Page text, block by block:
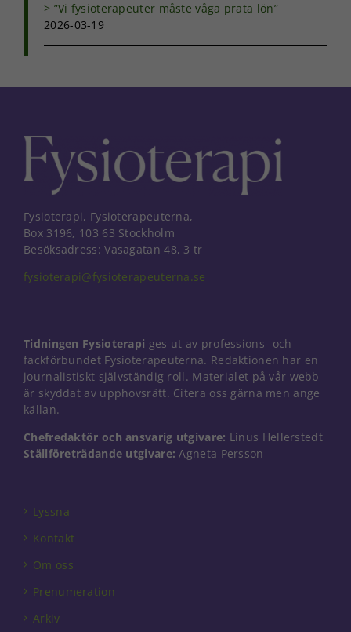
”Vi fysioterapeuter måste våga prata lön”
2026-03-19
Fysioterapi, Fysioterapeuterna,
Box 3196, 103 63 Stockholm
Besöksadress: Vasagatan 48, 3 tr
fysioterapi@fysioterapeuterna.se
Tidningen Fysioterapi ges ut av professions- och
fackförbundet Fysioterapeuterna. Redaktionen har en
journalistiskt självständig roll. Materialet på vår webb
är skyddat av upphovsrätt. Citera oss gärna men ange
källan.
Chefredaktör och ansvarig utgivare: Linus Hellerstedt
Ställföreträdande utgivare: Agneta Persson
Lyssna
Kontakt
Om oss
Prenumeration
Arkiv